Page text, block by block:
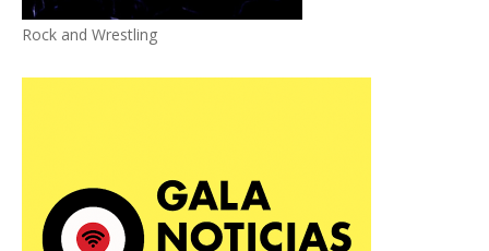
Rock and Wrestling